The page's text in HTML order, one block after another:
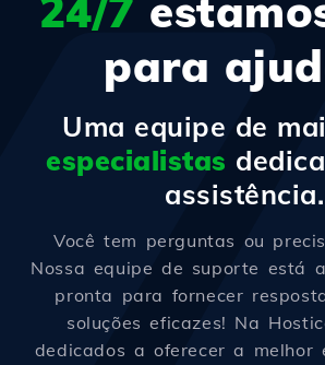
24/7
para
Uma equipe de
especialistas
assistência.
Você tem perguntas ou
Nossa equipe de suporte está
pronta para fornecer
soluções eficazes! Na
dedicados a oferecer a melhor